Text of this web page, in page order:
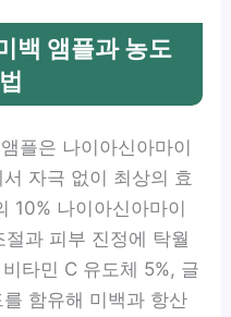
백 앰플과 농도
플은 나이아신아마이
서 자극 없이 최상의 효
10% 나이아신아마이
과 피부 진정에 탁월
타민 C 유도체 5%, 글
함유해 미백과 항산